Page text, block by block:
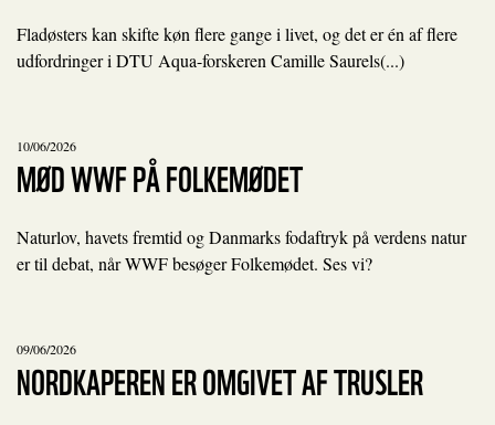
Fladøsters kan skifte køn flere gange i livet, og det er én af flere
udfordringer i DTU Aqua-forskeren Camille Saurels(...)
10/06/2026
MØD WWF PÅ FOLKEMØDET
Naturlov, havets fremtid og Danmarks fodaftryk på verdens natur
er til debat, når WWF besøger Folkemødet. Ses vi?
09/06/2026
NORDKAPEREN ER OMGIVET AF TRUSLER